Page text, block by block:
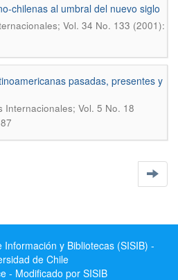
chilenas al umbral del nuevo siglo
Vol. 34 No. 133 (2001):
pasadas, presentes y
Internacionales; Vol. 5 No. 18
Información y Bibliotecas (SISIB) -
de Chile
- Modificado por SISIB